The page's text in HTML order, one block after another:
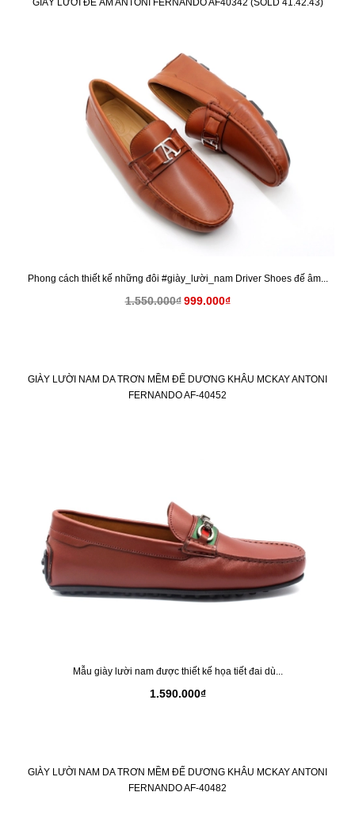
GIÀY LƯỜI ĐẾ ÂM ANTONI FERNANDO AF40342 (SOLD 41.42.43)
Phong cách thiết kế những đôi #giày_lười_nam Driver Shoes đế âm...
1.550.000₫ 999.000₫
GIÀY LƯỜI NAM DA TRƠN MỀM ĐẾ DƯƠNG KHÂU MCKAY ANTONI
FERNANDO AF-40452
Mẫu giày lười nam được thiết kế họa tiết đai dù...
1.590.000₫
GIÀY LƯỜI NAM DA TRƠN MỀM ĐẾ DƯƠNG KHÂU MCKAY ANTONI
FERNANDO AF-40482